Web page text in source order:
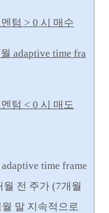
텀 > 0 시 매수
adaptive time fra
텀 < 0 시 매도
time frame
전 주가 (7개월
말 지속적으로